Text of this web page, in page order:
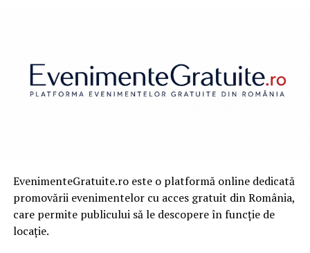
EvenimenteGratuite.ro este o platformă online dedicată
promovării evenimentelor cu acces gratuit din România,
care permite publicului să le descopere în funcție de
locație.